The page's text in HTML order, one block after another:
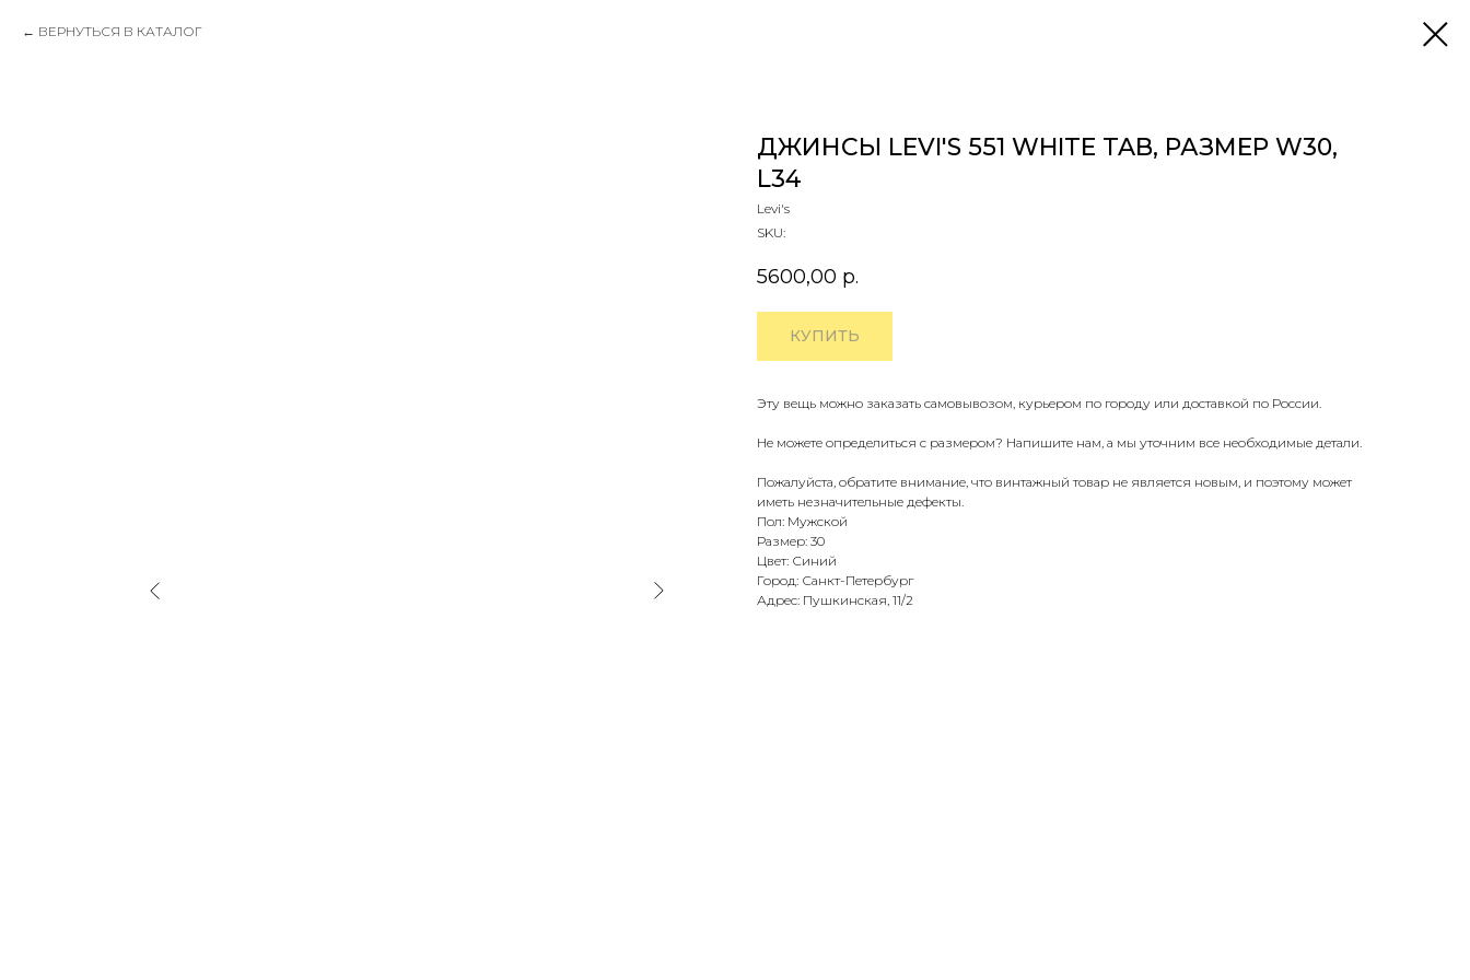
ВЕРНУТЬСЯ В КАТАЛОГ
ДЖИНСЫ LEVI'S 551 WHITE TAB, РАЗМЕР W30,
L34
Levi's
SKU:
5600,00 р.
КУПИТЬ
Эту вещь можно заказать самовывозом, курьером по городу или доставкой по России.
Не можете определиться с размером? Напишите нам, а мы уточним все необходимые детали.
Пожалуйста, обратите внимание, что винтажный товар не является новым, и поэтому может
иметь незначительные дефекты.
Пол: Мужской
Размер: 30
Цвет: Синий
Город: Санкт-Петербург
Адрес: Пушкинская, 11/2